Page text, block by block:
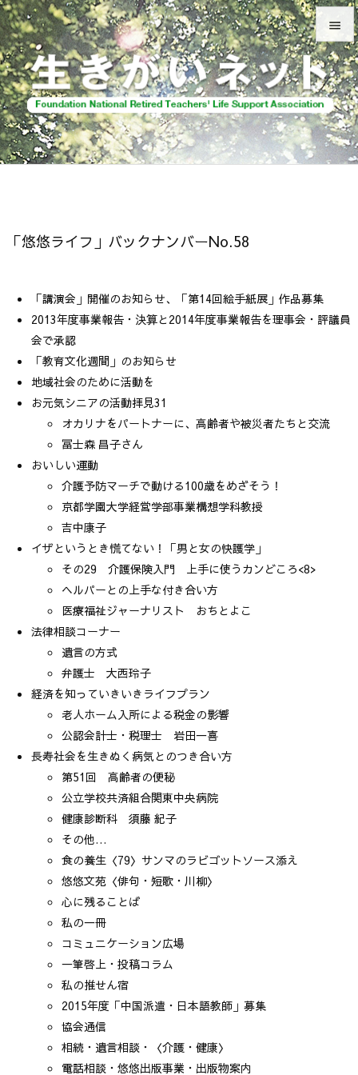


メニュ

前へ

次へ
「悠悠ライフ」バックナンバーNo.58
「講演会」開催のお知らせ、「第14回絵手紙展」作品募集
2013年度事業報告・決算と2014年度事業報告を理事会・評議員
会で承認
「教育文化週間」のお知らせ
地域社会のために活動を
お元気シニアの活動拝見31
オカリナをパートナーに、高齢者や被災者たちと交流
冨士森 昌子さん
おいしい運動
介護予防マーチで動ける100歳をめざそう！
京都学園大学経営学部事業構想学科教授
吉中康子
イザというとき慌てない！「男と女の快護学」
その29 介護保険入門 上手に使うカンどころ<8>
ヘルパーとの上手な付き合い方
医療福祉ジャーナリスト おちとよこ
法律相談コーナー
遺言の方式
弁護士 大西玲子
経済を知っていきいきライフプラン
老人ホーム入所による税金の影響
公認会計士・税理士 岩田一喜
長寿社会を生きぬく病気とのつき合い方
第51回 高齢者の便秘
公立学校共済組合関東中央病院
健康診断科 須藤 紀子
その他…
食の養生〈79〉サンマのラビゴットソース添え
悠悠文苑〈俳句・短歌・川柳〉
心に残ることば
私の一冊
コミュニケーション広場
一筆啓上・投稿コラム
私の推せん宿
2015年度「中国派遣・日本語教師」募集
協会通信
相続・遺言相談・〈介護・健康〉
電話相談・悠悠出版事業・出版物案内